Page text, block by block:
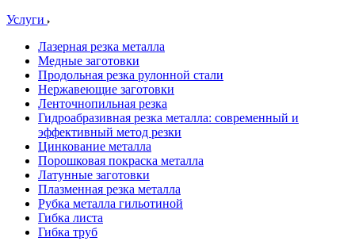
Услуги
Лазерная резка металла
Медные заготовки
Продольная резка рулонной стали
Нержавеющие заготовки
Ленточнопильная резка
Гидроабразивная резка металла: современный и
эффективный метод резки
Цинкование металла
Порошковая покраска металла
Латунные заготовки
Плазменная резка металла
Рубка металла гильотиной
Гибка листа
Гибка труб